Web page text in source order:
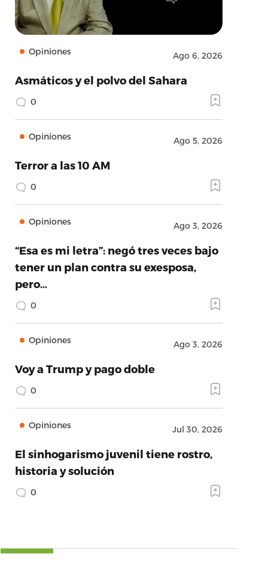
Opiniones Ago 6, 2026
Asmáticos y el polvo del Sahara
0
Opiniones Ago 5, 2026
Terror a las 10 AM
0
Opiniones Ago 3, 2026
“Esa es mi letra”: negó tres veces bajo
tener un plan contra su exesposa,
pero…
0
Opiniones Ago 3, 2026
Voy a Trump y pago doble
0
Opiniones Jul 30, 2026
El sinhogarismo juvenil tiene rostro,
historia y solución
0